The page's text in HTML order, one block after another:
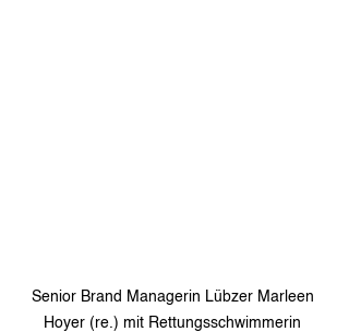
Senior Brand Managerin Lübzer Marleen
Hoyer (re.) mit Rettungsschwimmerin